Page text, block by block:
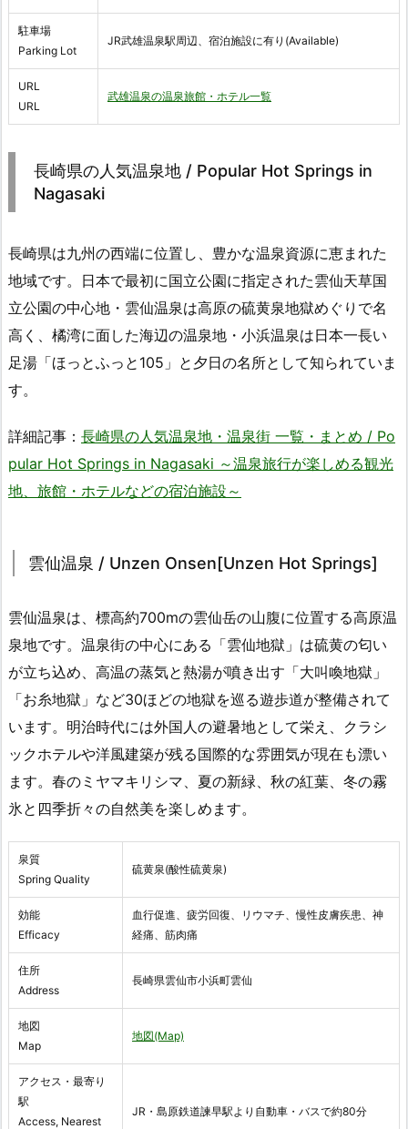
駐車場
Parking Lot
JR武雄温泉駅周辺、宿泊施設に有り(Available)
URL
URL
武雄温泉の温泉旅館・ホテル一覧
長崎県の人気温泉地 / Popular Hot Springs in
Nagasaki
長崎県は九州の西端に位置し、豊かな温泉資源に恵まれた
地域です。日本で最初に国立公園に指定された雲仙天草国
立公園の中心地・雲仙温泉は高原の硫黄泉地獄めぐりで名
高く、橘湾に面した海辺の温泉地・小浜温泉は日本一長い
足湯「ほっとふっと105」と夕日の名所として知られていま
す。
詳細記事： 長崎県の人気温泉地・温泉街 一覧・まとめ / Po
pular Hot Springs in Nagasaki ～温泉旅行が楽しめる観光
地、旅館・ホテルなどの宿泊施設～
雲仙温泉 / Unzen Onsen[Unzen Hot Springs]
雲仙温泉は、標高約700mの雲仙岳の山腹に位置する高原温
泉地です。温泉街の中心にある「雲仙地獄」は硫黄の匂い
が立ち込め、高温の蒸気と熱湯が噴き出す「大叫喚地獄」
「お糸地獄」など30ほどの地獄を巡る遊歩道が整備されて
います。明治時代には外国人の避暑地として栄え、クラシ
ックホテルや洋風建築が残る国際的な雰囲気が現在も漂い
ます。春のミヤマキリシマ、夏の新緑、秋の紅葉、冬の霧
氷と四季折々の自然美を楽しめます。
泉質
Spring Quality
硫黄泉(酸性硫黄泉)
効能
Efficacy
血行促進、疲労回復、リウマチ、慢性皮膚疾患、神
経痛、筋肉痛
住所
Address
長崎県雲仙市小浜町雲仙
地図
Map
地図(Map)
アクセス・最寄り
駅
Access, Nearest
JR・島原鉄道諫早駅より自動車・バスで約80分